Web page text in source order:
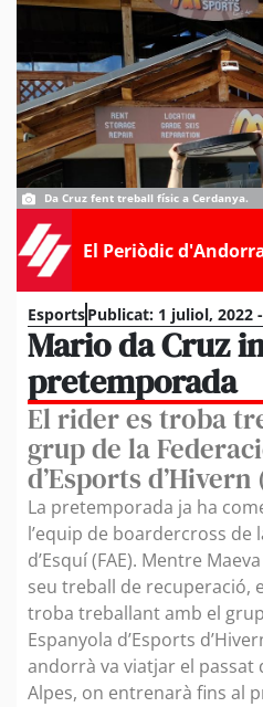
Da Cruz fent treball físic a Cerdanya.
El Periòdic
EsportsPublicat: 1 juliol, 2022 -
Mario da Cruz
pretemporada
El rider es troba
grup de la
d’Esports
La pretemporada ja ha
l’equip de boardercross de
d’Esquí (FAE). Mentre
seu treball de recuperació,
troba treballant amb el
Espanyola d’Esports
andorrà va viatjar el passat
Alpes, on entrenarà fins al